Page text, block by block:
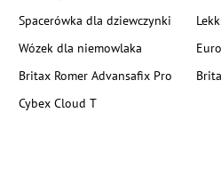
Spacerówka dla dziewczynki
Wózek dla niemowlaka
Britax Romer Advansafix Pro
Cybex Cloud T